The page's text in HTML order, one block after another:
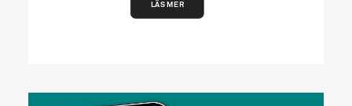
LÄS MER